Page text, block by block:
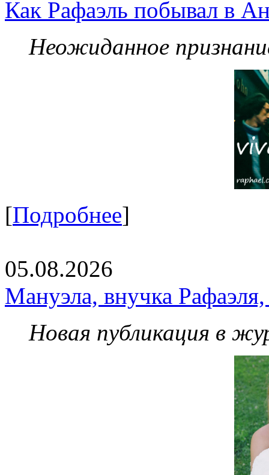
Как Рафаэль побывал в
Неожиданное
[Подробнее]
05.08.2026
Мануэла, внучка
Новая публикация в